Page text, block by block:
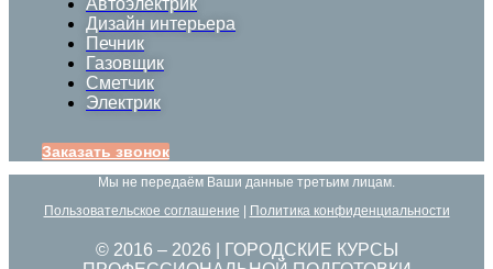
Дизайн интерьера
Печник
Газовщик
Сметчик
Электрик
Заказать звонок
Мы не передаём Ваши данные третьим лицам.
Пользовательское соглашение | Политика конфиденциальности
© 2016 – 2026 | ГОРОДСКИЕ КУРСЫ